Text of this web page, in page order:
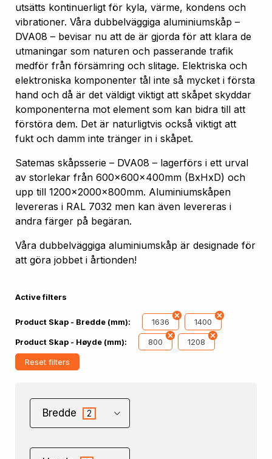
utsätts kontinuerligt för kyla, värme, kondens och
vibrationer. Våra dubbelväggiga aluminiumskåp –
DVA08 – bevisar nu att de är gjorda för att klara de
utmaningar som naturen och passerande trafik
medför från försämring och slitage. Elektriska och
elektroniska komponenter tål inte så mycket i första
hand och då är det väldigt viktigt att skåpet skyddar
komponenterna mot element som kan bidra till att
förstöra dem. Det är naturligtvis också viktigt att
fukt och damm inte tränger in i skåpet.
Satemas skåpsserie – DVA08 – lagerförs i ett urval
av storlekar från 600x600x400mm (BxHxD) och
upp till 1200x2000x800mm. Aluminiumskåpen
levereras i RAL 7032 men kan även levereras i
andra färger på begäran.
Våra dubbelväggiga aluminiumskåp är designade för
att göra jobbet i årtionden!
Active filters
Product Skap - Bredde (mm): 1636 1400
Product Skap - Høyde (mm): 800 1208
Reset filters
Bredde 2